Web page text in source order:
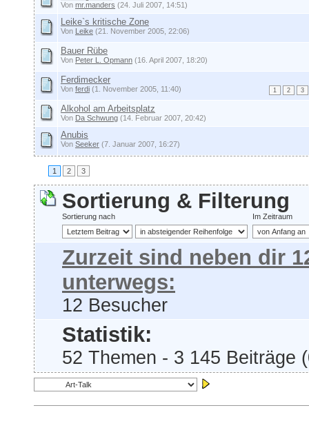
Von mr.manders (24. Juli 2007, 14:51)
Leike`s kritische Zone
Von Leike (21. November 2005, 22:06)
Bauer Rübe
Von Peter L. Opmann (16. April 2007, 18:20)
Ferdimecker
1 2 3
Von ferdi (1. November 2005, 11:40)
Alkohol am Arbeitsplatz
Von Da Schwung (14. Februar 2007, 20:42)
Anubis
Von Seeker (7. Januar 2007, 16:27)
1 2 3
Sortierung & Filterung
Sortierung nach Im Zeitraum
Zurzeit sind neben dir
unterwegs:
12 Besucher
Statistik:
52 Themen - 3 145 Beiträge